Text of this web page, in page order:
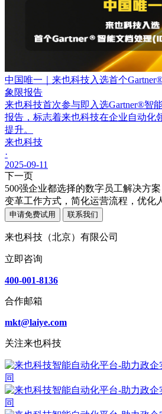
中国唯一｜来也科技入选首个
象限报告
来也科技首次参与即入选Gartner®智
报告，标志着来也科技在企业自动化
提升。
来也科技
·
2025-09-11
下一页
500强企业都选择的数字员工解决方案
变革工作方式，简化运营流程，优化
申请免费试用 联系我们
来也科技（北京）有限公司
立即咨询
400-001-8136
合作邮箱
mkt@laiye.com
关注来也科技